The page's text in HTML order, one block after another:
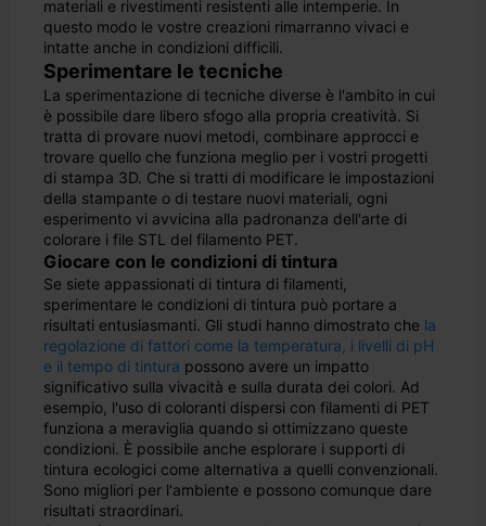
materiali e rivestimenti resistenti alle intemperie. In
questo modo le vostre creazioni rimarranno vivaci e
intatte anche in condizioni difficili.
Sperimentare le tecniche
La sperimentazione di tecniche diverse è l'ambito in cui
è possibile dare libero sfogo alla propria creatività. Si
tratta di provare nuovi metodi, combinare approcci e
trovare quello che funziona meglio per i vostri progetti
di stampa 3D. Che si tratti di modificare le impostazioni
della stampante o di testare nuovi materiali, ogni
esperimento vi avvicina alla padronanza dell'arte di
colorare i file STL del filamento PET.
Giocare con le condizioni di tintura
Se siete appassionati di tintura di filamenti,
sperimentare le condizioni di tintura può portare a
risultati entusiasmanti. Gli studi hanno dimostrato che la
regolazione di fattori come la temperatura, i livelli di pH
e il tempo di tintura possono avere un impatto
significativo sulla vivacità e sulla durata dei colori. Ad
esempio, l'uso di coloranti dispersi con filamenti di PET
funziona a meraviglia quando si ottimizzano queste
condizioni. È possibile anche esplorare i supporti di
tintura ecologici come alternativa a quelli convenzionali.
Sono migliori per l'ambiente e possono comunque dare
risultati straordinari.